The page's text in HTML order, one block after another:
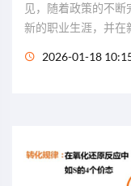
见，随着政策的不
新的职业生涯，并在
2026-01-18